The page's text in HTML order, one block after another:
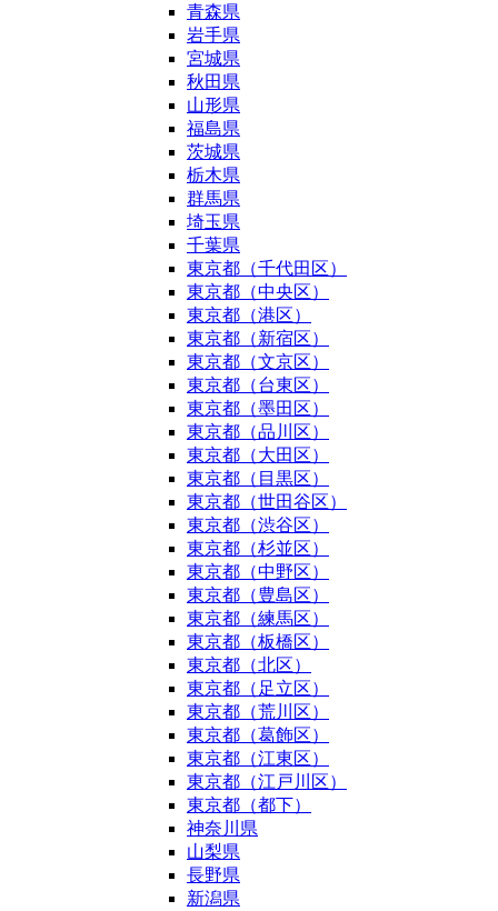
青森県
岩手県
宮城県
秋田県
山形県
福島県
茨城県
栃木県
群馬県
埼玉県
千葉県
東京都（千代田区）
東京都（中央区）
東京都（港区）
東京都（新宿区）
東京都（文京区）
東京都（台東区）
東京都（墨田区）
東京都（品川区）
東京都（大田区）
東京都（目黒区）
東京都（世田谷区）
東京都（渋谷区）
東京都（杉並区）
東京都（中野区）
東京都（豊島区）
東京都（練馬区）
東京都（板橋区）
東京都（北区）
東京都（足立区）
東京都（荒川区）
東京都（葛飾区）
東京都（江東区）
東京都（江戸川区）
東京都（都下）
神奈川県
山梨県
長野県
新潟県